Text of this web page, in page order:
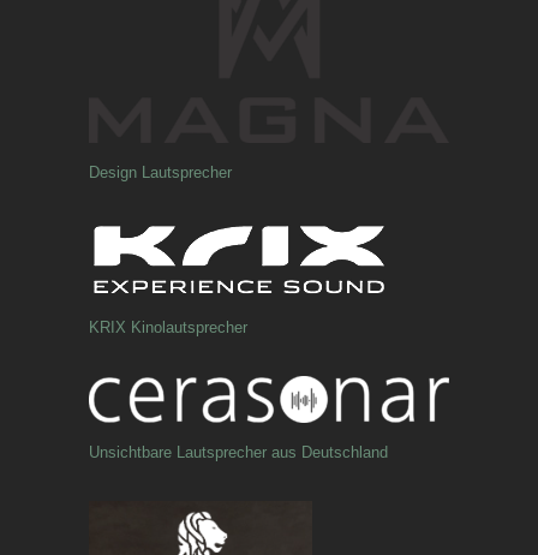
Design Lautsprecher
KRIX Kinolautsprecher
Unsichtbare Lautsprecher aus Deutschland